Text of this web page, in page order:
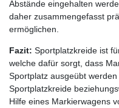
Abstände eingehalten
daher zusammengefasst
ermöglichen.
Fazit: Sportplatzkreide ist
welche dafür sorgt, dass
Sportplatz ausgeübt
Sportplatzkreide
Hilfe eines Markierwagens